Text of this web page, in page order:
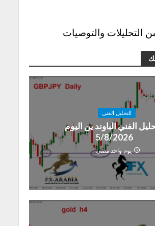
التحليلات والتوصيات
التحليل الفنى
الفني الباوند ين اليوم
5/8/2026
يوم واحد مضى